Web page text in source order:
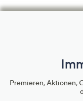
Premieren, Aktionen,